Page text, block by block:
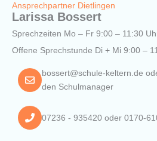
Ansprechpartner Dietlingen
Larissa Bossert
Sprechzeiten Mo – Fr 9:00 – 11:30
Offene Sprechstunde Di + Mi 9:00 –
bossert@schule-keltern.de
den Schulmanager
07236 - 935420 oder 0170-